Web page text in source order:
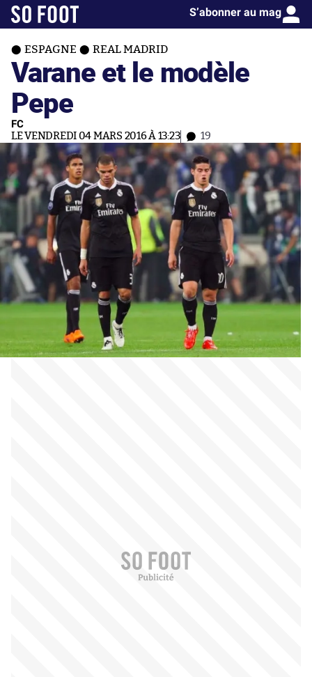
S’abonner au mag
ESPAGNE REAL MADRID
Varane et le modèle
Pepe
FC
LE VENDREDI 04 MARS 2016 À 13:23 19